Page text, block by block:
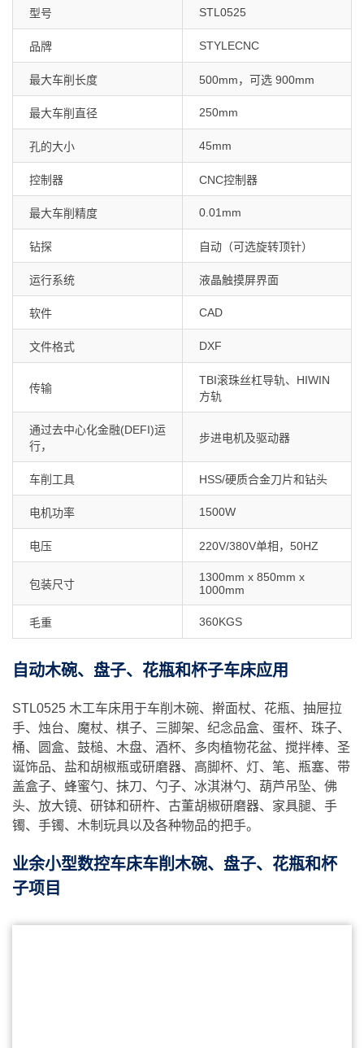
型号 STL0525
品牌 STYLECNC
最大车削长度 500mm，可选 900mm
最大车削直径 250mm
孔的大小 45mm
控制器 CNC控制器
最大车削精度 0.01mm
钻探 自动（可选旋转顶针）
运行系统 液晶触摸屏界面
软件 CAD
文件格式 DXF
传输
TBI滚珠丝杠导轨、HIWIN
方轨
通过去中心化金融(DEFI)运
行，
步进电机及驱动器
车削工具 HSS/硬质合金刀片和钻头
电机功率 1500W
电压 220V/380V单相，50HZ
包装尺寸
1300mm x 850mm x
1000mm
毛重 360KGS
自动木碗、盘子、花瓶和杯子车床应用
STL0525 木工车床用于车削木碗、擀面杖、花瓶、抽屉拉
手、烛台、魔杖、棋子、三脚架、纪念品盒、蛋杯、珠子、
桶、圆盒、鼓槌、木盘、酒杯、多肉植物花盆、搅拌棒、圣
诞饰品、盐和胡椒瓶或研磨器、高脚杯、灯、笔、瓶塞、带
盖盒子、蜂蜜勺、抹刀、勺子、冰淇淋勺、葫芦吊坠、佛
头、放大镜、研钵和研杵、古董胡椒研磨器、家具腿、手
镯、手镯、木制玩具以及各种物品的把手。
业余小型数控车床车削木碗、盘子、花瓶和杯
子项目